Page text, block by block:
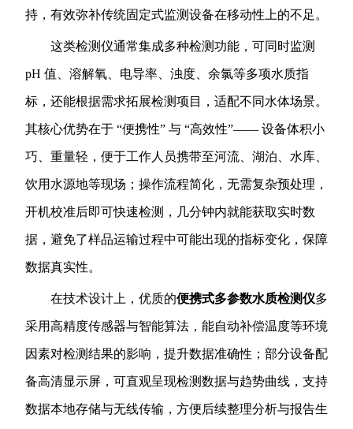
持，有效弥补传统固定式监测设备在移动性上的不足。
这类检测仪通常集成多种检测功能，可同时监测
pH 值、溶解氧、电导率、浊度、余氯等多项水质指
标，还能根据需求拓展检测项目，适配不同水体场景。
其核心优势在于 “便携性” 与 “高效性”—— 设备体积小
巧、重量轻，便于工作人员携带至河流、湖泊、水库、
饮用水源地等现场；操作流程简化，无需复杂预处理，
开机校准后即可快速检测，几分钟内就能获取实时数
据，避免了样品运输过程中可能出现的指标变化，保障
数据真实性。
在技术设计上，优质的便携式多参数水质检测仪多
采用高精度传感器与智能算法，能自动补偿温度等环境
因素对检测结果的影响，提升数据准确性；部分设备配
备高清显示屏，可直观呈现检测数据与趋势曲线，支持
数据本地存储与无线传输，方便后续整理分析与报告生